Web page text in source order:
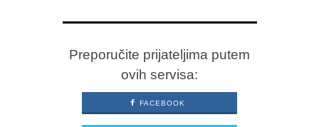
Preporučite prijateljima putem
ovih servisa:
FACEBOOK